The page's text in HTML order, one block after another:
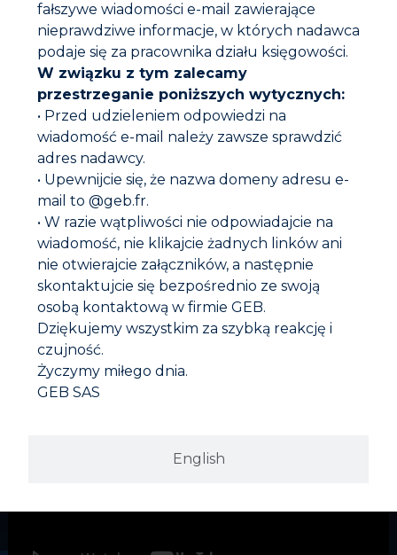
Ostrzeżenia
Instrukcja obsługi
Przygotowanie :
Połączenia muszą być czyste, suche i odtłuszczone.
Opcjonalnie można użyć brzeszczotu, aby naciąć
gwint i tym samym zapewnić lepszą przyczepność
pakuł.
Instrukcje :
Posmarować gwint zewnętrzny.
Zależnie od zastosowania owinąć lub nie przędziwo
dookoła w kierunku skręcania i wygładzić palcem,
aby lepiej pokryć powierzchnię produktem.
Nałożyć drugą warstwę GEBATOUT 2 na pakuły.
Złożyć i mocno skręcić połączenie.
Zużycie :
Oczyszczać przy użyciu octanu etylu lub
Dokumentacja do pobrania
Karta techniczna
Karta bezpieczeństwa
Certyfikat dopuszczenia do stosowania w
wodzie pitnej
English
fałszywe wiadomości e-mail zawierające
nieprawdziwe informacje, w których nadawca
podaje się za pracownika działu księgowości.
W związku z tym zalecamy
przestrzeganie poniższych wytycznych:
• Przed udzieleniem odpowiedzi na
wiadomość e-mail należy zawsze sprawdzić
adres nadawcy.
• Upewnijcie się, że nazwa domeny adresu e-
mail to @geb.fr.
• W razie wątpliwości nie odpowiadajcie na
wiadomość, nie klikajcie żadnych linków ani
nie otwierajcie załączników, a następnie
skontaktujcie się bezpośrednio ze swoją
osobą kontaktową w firmie GEB.
Dziękujemy wszystkim za szybką reakcję i
czujność.
Życzymy miłego dnia.
GEB SAS